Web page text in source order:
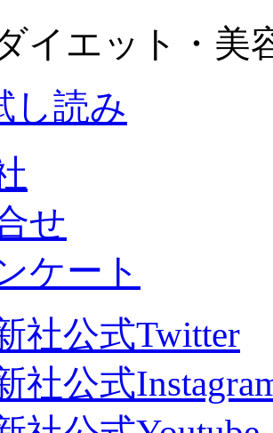
イエット・美
し読み
せ
ケート
社公式Twitter
社公式